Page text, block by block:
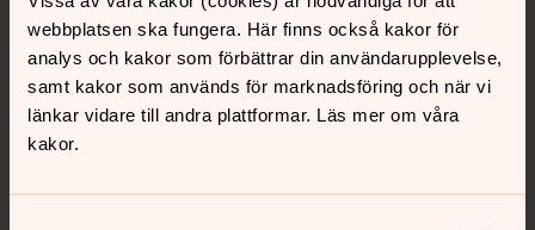
webbplatsen ska fungera. Här finns också kakor för
analys och kakor som förbättrar din användarupplevelse,
samt kakor som används för marknadsföring och när vi
länkar vidare till andra plattformar. Läs mer om våra
kakor.
För att se innehållet behöver du acceptera kakor
för inställningar.
Se videon på Streamio i stället.
Ändra inställningar